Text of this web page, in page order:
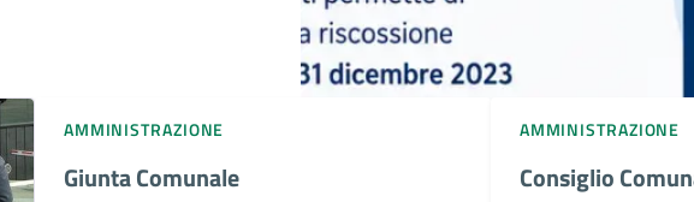
AMMINISTRAZIONE
Giunta Comunale
AMMINISTRAZIONE
Consiglio